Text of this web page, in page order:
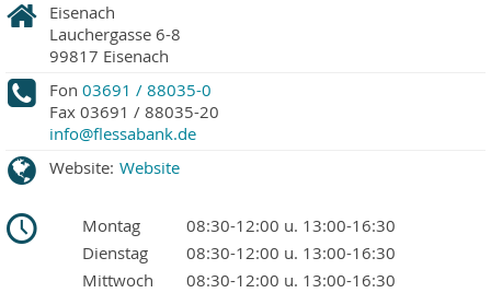
Eisenach
Lauchergasse 6-8
99817 Eisenach
Fon 03691 / 88035-0
Fax 03691 / 88035-20
info@flessabank.de
Website: Website
Montag
08:30-12:00 u. 13:00-16:30
Dienstag
08:30-12:00 u. 13:00-16:30
Mittwoch
08:30-12:00 u. 13:00-16:30